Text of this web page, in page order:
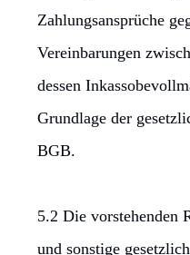
Zahlungsansprüche
Vereinbarungen
dessen
Grundlage der
BGB.
5.2 Die vorstehenden
und sonstige